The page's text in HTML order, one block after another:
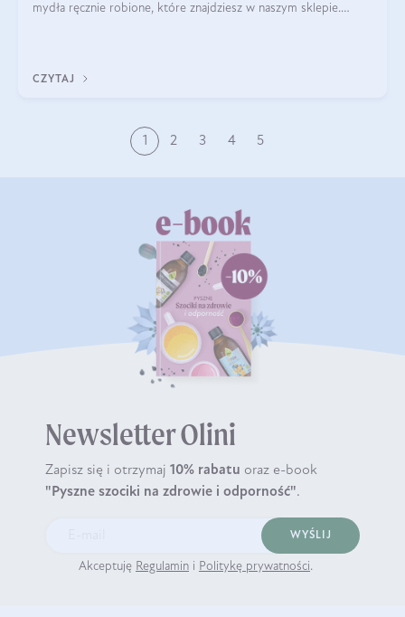
mydła ręcznie robione, które znajdziesz w naszym sklepie.
CZYTAJ
1 2 3 4 5
Newsletter Olini
Zapisz się i otrzymaj 10% rabatu oraz e-book
"Pyszne szociki na zdrowie i odporność".
WYŚLIJ
Akceptuję Regulamin i Politykę prywatności.